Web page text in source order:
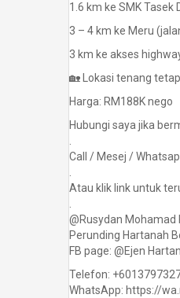
1.6 km ke SMK Tasek
3 – 4 km ke Meru
3 km ke akses
🏡 Lokasi tenang
Harga: RM188K nego
Hubungi saya jika
.
Call / Mesej /
.
Atau klik link untuk
.
@Rusydan Mohamad
Perunding Hartanah
FB page: @Ejen
Telefon:
WhatsApp: https://